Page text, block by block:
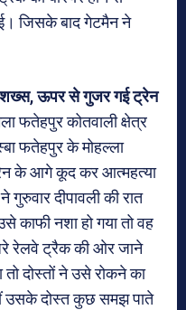
जिसके बाद गेटमैन ने
ऊपर से गुजर गई ट्रेन
फतेहपुर कोतवाली क्षेत्र
फतेहपुर के मोहल्ला
के आगे कूद कर आत्महत्या
दीपावली की रात
काफी नशा हो गया तो वह
रेलवे ट्रैक की ओर जाने
दोस्तों ने उसे रोकने का
उसके दोस्त कुछ समझ पाते